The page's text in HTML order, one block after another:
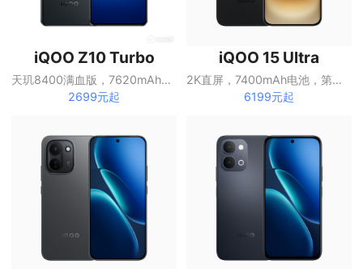
iQOO Z10 Turbo
天玑8400满血版，7620mAh蓝海电池
2699元起
iQOO 15 Ultra
2K直屏，7400mAh电池，第五代骁龙8至尊版
6199元起